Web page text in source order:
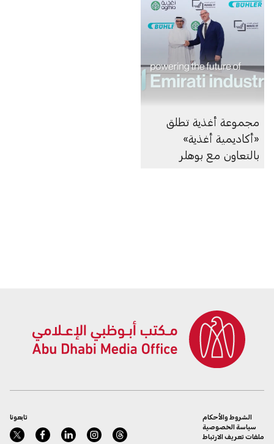
مجموعة أغذية تطلق
«أكاديمية أغذية»
بالتعاون مع بوهلر
تابعونا
الشروط والأحكام
سياسة الخصوصية
ملفات تعريف الارتباط